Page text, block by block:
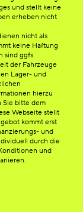
und stellt keine
erheben nicht
nicht als
keine Haftung
sind ggfs.
der Fahrzeuge
Lager- und
hierzu
Sie bitte dem
Webseite stellt
kommt erst
und
durch die
und